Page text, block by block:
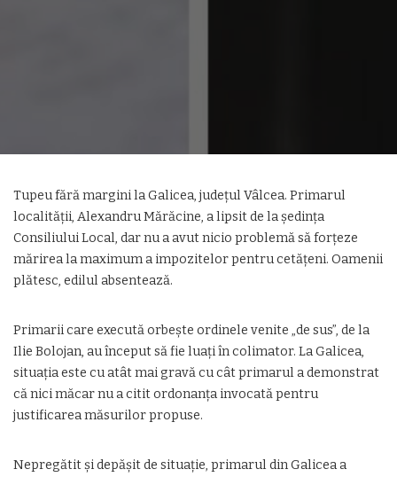
Tupeu fără margini la Galicea, județul Vâlcea. Primarul
localității, Alexandru Mărăcine, a lipsit de la ședința
Consiliului Local, dar nu a avut nicio problemă să forțeze
mărirea la maximum a impozitelor pentru cetățeni. Oamenii
plătesc, edilul absentează.
Primarii care execută orbește ordinele venite „de sus”, de la
Ilie Bolojan, au început să fie luați în colimator. La Galicea,
situația este cu atât mai gravă cu cât primarul a demonstrat
că nici măcar nu a citit ordonanța invocată pentru
justificarea măsurilor propuse.
Nepregătit și depășit de situație, primarul din Galicea a